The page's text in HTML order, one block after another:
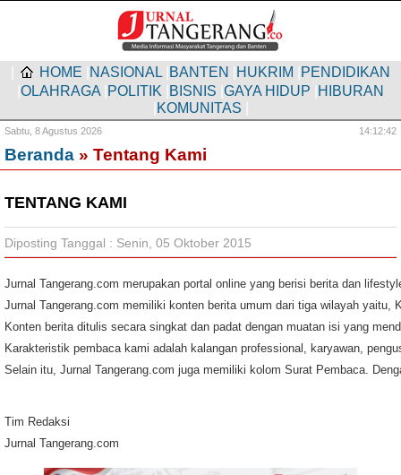
HOME NASIONAL BANTEN HUKRIM PENDIDIKAN
OLAHRAGA POLITIK BISNIS GAYA HIDUP HIBURAN
KOMUNITAS
Sabtu, 8 Agustus 2026 14:12:43
Beranda » Tentang Kami
TENTANG KAMI
Diposting Tanggal : Senin, 05 Oktober 2015
Jurnal Tangerang.com merupakan portal online yang berisi berita dan
Jurnal Tangerang.com memiliki konten berita umum dari tiga wilayah
Konten berita ditulis secara singkat dan padat dengan muatan isi yang
Karakteristik pembaca kami adalah kalangan professional, karyawan,
Selain itu, Jurnal Tangerang.com juga memiliki kolom Surat Pembaca.
Tim Redaksi
Jurnal Tangerang.com